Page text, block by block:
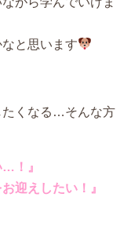
と思います
たくなる…そんな方
！』
迎えしたい！』